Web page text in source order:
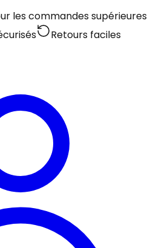
les commandes supérieures
Retours faciles